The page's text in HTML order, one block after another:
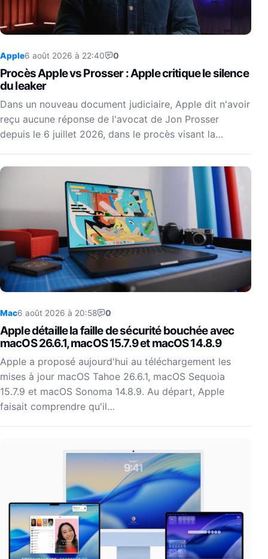
Apple6 août 2026 à 22:40 0
Procès Apple vs Prosser : Apple critique le silence
du leaker
Dans un nouveau document judiciaire, Apple dit n'avoir
reçu aucune réponse de l'avocat de Jon Prosser
depuis le 6 juillet 2026, dans le procès visant la…
Mac6 août 2026 à 20:58 0
Apple détaille la faille de sécurité bouchée avec
macOS 26.6.1, macOS 15.7.9 et macOS 14.8.9
Apple a proposé aujourd'hui au téléchargement les
mises à jour macOS Tahoe 26.6.1, macOS Sequoia
15.7.9 et macOS Sonoma 14.8.9. Au départ, Apple
faisait comprendre qu'il…